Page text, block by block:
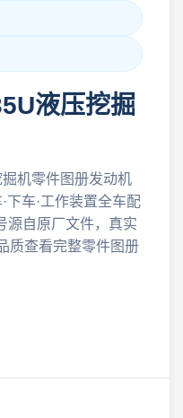
液压挖掘
机零件图册发动机
下车·工作装置全车配
源自原厂文件，真实
查看完整零件图册